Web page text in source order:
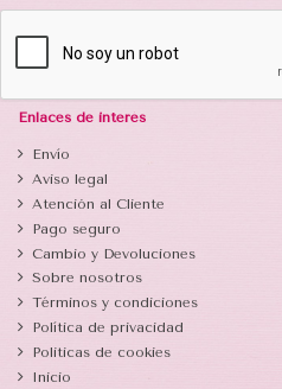
Enlaces de interés
Envío
Aviso legal
Atención al Cliente
Pago seguro
Cambio y Devoluciones
Sobre nosotros
Términos y condiciones
Política de privacidad
Politicas de cookies
Inicio